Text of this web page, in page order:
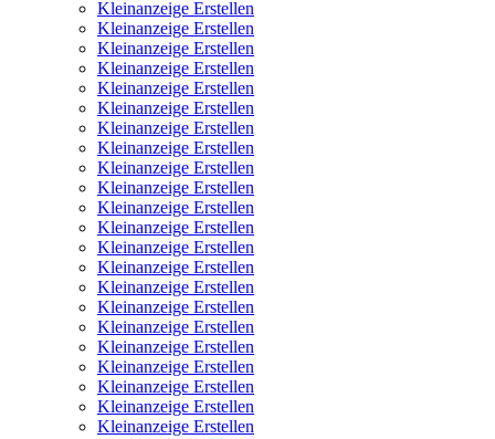
Kleinanzeige Erstellen
Kleinanzeige Erstellen
Kleinanzeige Erstellen
Kleinanzeige Erstellen
Kleinanzeige Erstellen
Kleinanzeige Erstellen
Kleinanzeige Erstellen
Kleinanzeige Erstellen
Kleinanzeige Erstellen
Kleinanzeige Erstellen
Kleinanzeige Erstellen
Kleinanzeige Erstellen
Kleinanzeige Erstellen
Kleinanzeige Erstellen
Kleinanzeige Erstellen
Kleinanzeige Erstellen
Kleinanzeige Erstellen
Kleinanzeige Erstellen
Kleinanzeige Erstellen
Kleinanzeige Erstellen
Kleinanzeige Erstellen
Kleinanzeige Erstellen